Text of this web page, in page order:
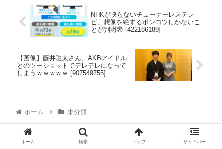
NHKが映らないチューナーレステレ
ビ、想像を絶するポンコツしかないこ
とが判明😨 [422186189]
【画像】藤井聡太さん、AKBアイドル
とのツーショットでデレデレになって
しまうｗｗｗｗｗ [907549755]
ホーム 未分類
ホーム 検索 トップ サイドバー